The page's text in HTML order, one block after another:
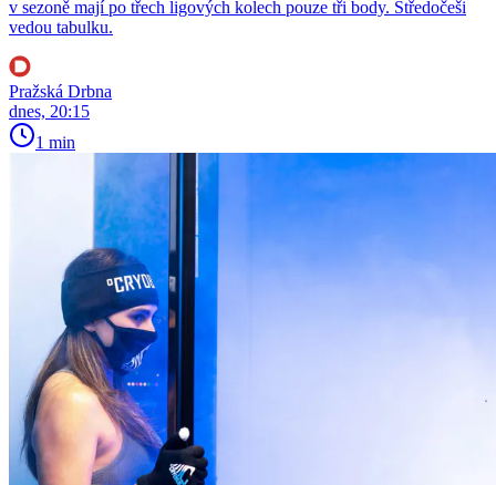
v sezoně mají po třech ligových kolech pouze tři body. Středočeši
vedou tabulku.
Pražská Drbna
dnes, 20:15
1 min